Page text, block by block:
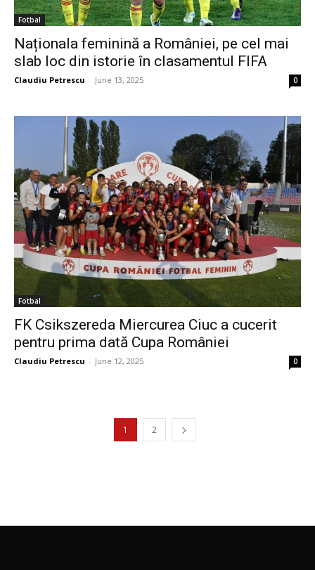
Fotbal
Naționala feminină a României, pe cel mai
slab loc din istorie în clasamentul FIFA
Claudiu Petrescu - June 13, 2025 0
Fotbal
FK Csikszereda Miercurea Ciuc a cucerit
pentru prima dată Cupa României
Claudiu Petrescu - June 12, 2025 0
1 2